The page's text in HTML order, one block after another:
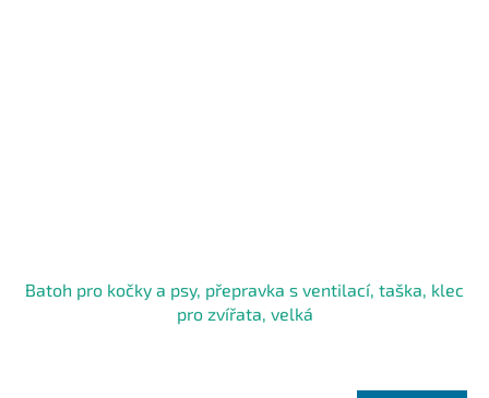
Batoh pro kočky a psy, přepravka s ventilací, taška, klec
pro zvířata, velká